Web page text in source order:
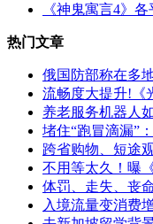
《神鬼寓言4》
热门文章
俄国防部称在多
流畅度大提升!《
养老服务机器人
堵住“跑冒滴漏”
跨省购物、短途
不用等太久！曝
体罚、走失、丧
入境流量变消费